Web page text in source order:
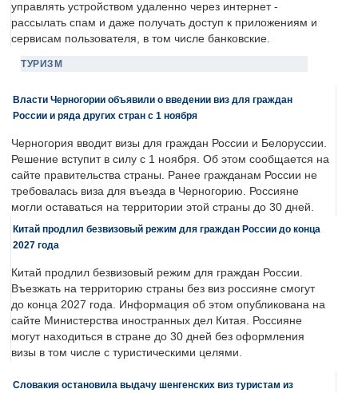
управлять устройством удаленно через интернет -
рассылать спам и даже получать доступ к приложениям и
сервисам пользователя, в том числе банковские.
ТУРИЗМ
Власти Черногории объявили о введении виз для граждан
России и ряда других стран с 1 ноября
Черногория вводит визы для граждан России и Белоруссии.
Решение вступит в силу с 1 ноября. Об этом сообщается на
сайте правительства страны. Ранее гражданам России не
требовалась виза для въезда в Черногорию. Россияне
могли оставаться на территории этой страны до 30 дней.
Китай продлил безвизовый режим для граждан России до конца
2027 года
Китай продлил безвизовый режим для граждан России.
Въезжать на территорию страны без виз россияне смогут
до конца 2027 года. Информация об этом опубликована на
сайте Министерства иностранных дел Китая. Россияне
могут находиться в стране до 30 дней без оформления
визы в том числе с туристическими целями.
Словакия остановила выдачу шенгенских виз туристам из